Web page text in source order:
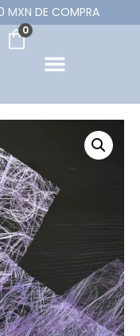
MXN DE COMPRA
0